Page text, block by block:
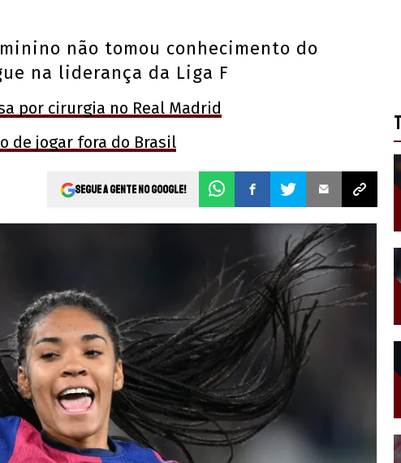
não tomou conhecimento do
na liderança da Liga F
por cirurgia no Real Madrid
de jogar fora do Brasil
Segue a gente no Google!